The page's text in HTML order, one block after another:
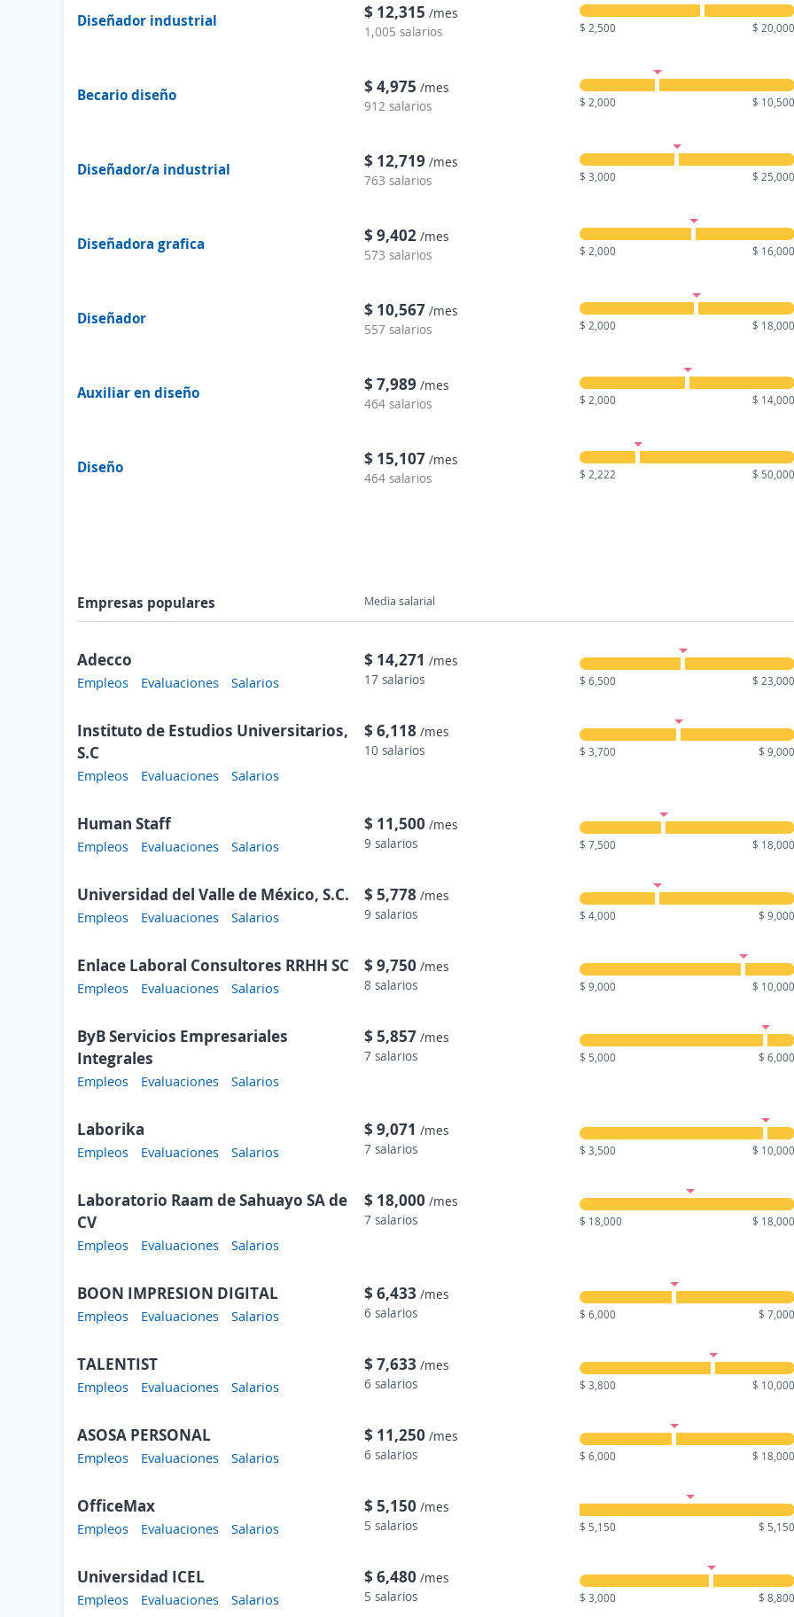
Diseñador industrial $ 12,315 /mes
1,005 salarios
$ 2,500 $ 20,000
Becario diseño $ 4,975 /mes
912 salarios
$ 2,000 $ 10,500
Diseñador/a industrial $ 12,719 /mes
763 salarios
$ 3,000 $ 25,000
Diseñadora grafica $ 9,402 /mes
573 salarios
$ 2,000 $ 16,000
Diseñador $ 10,567 /mes
557 salarios
$ 2,000 $ 18,000
Auxiliar en diseño $ 7,989 /mes
464 salarios
$ 2,000 $ 14,000
Diseño $ 15,107 /mes
464 salarios
$ 2,222 $ 50,000
Empresas populares Media salarial
Adecco
Empleos Evaluaciones Salarios
$ 14,271 /mes
17 salarios
$ 6,500 $ 23,000
Instituto de Estudios Universitarios,
S.C
Empleos Evaluaciones Salarios
$ 6,118 /mes
10 salarios
$ 3,700 $ 9,000
Human Staff
Empleos Evaluaciones Salarios
$ 11,500 /mes
9 salarios
$ 7,500 $ 18,000
Universidad del Valle de México, S.C.
Empleos Evaluaciones Salarios
$ 5,778 /mes
9 salarios
$ 4,000 $ 9,000
Enlace Laboral Consultores RRHH SC
Empleos Evaluaciones Salarios
$ 9,750 /mes
8 salarios
$ 9,000 $ 10,000
ByB Servicios Empresariales
Integrales
Empleos Evaluaciones Salarios
$ 5,857 /mes
7 salarios
$ 5,000 $ 6,000
Laborika
Empleos Evaluaciones Salarios
$ 9,071 /mes
7 salarios
$ 3,500 $ 10,000
Laboratorio Raam de Sahuayo SA de
CV
Empleos Evaluaciones Salarios
$ 18,000 /mes
7 salarios
$ 18,000 $ 18,000
BOON IMPRESION DIGITAL
Empleos Evaluaciones Salarios
$ 6,433 /mes
6 salarios
$ 6,000 $ 7,000
TALENTIST
Empleos Evaluaciones Salarios
$ 7,633 /mes
6 salarios
$ 3,800 $ 10,000
ASOSA PERSONAL
Empleos Evaluaciones Salarios
$ 11,250 /mes
6 salarios
$ 6,000 $ 18,000
OfficeMax
Empleos Evaluaciones Salarios
$ 5,150 /mes
5 salarios
$ 5,150 $ 5,150
Universidad ICEL
Empleos Evaluaciones Salarios
$ 6,480 /mes
5 salarios
$ 3,000 $ 8,800